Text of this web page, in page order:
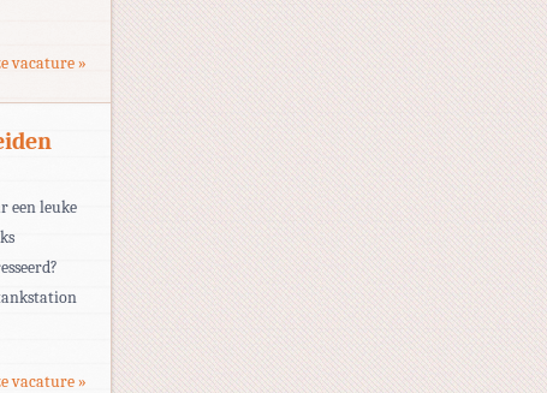
vacature »
een leuke
vacature »